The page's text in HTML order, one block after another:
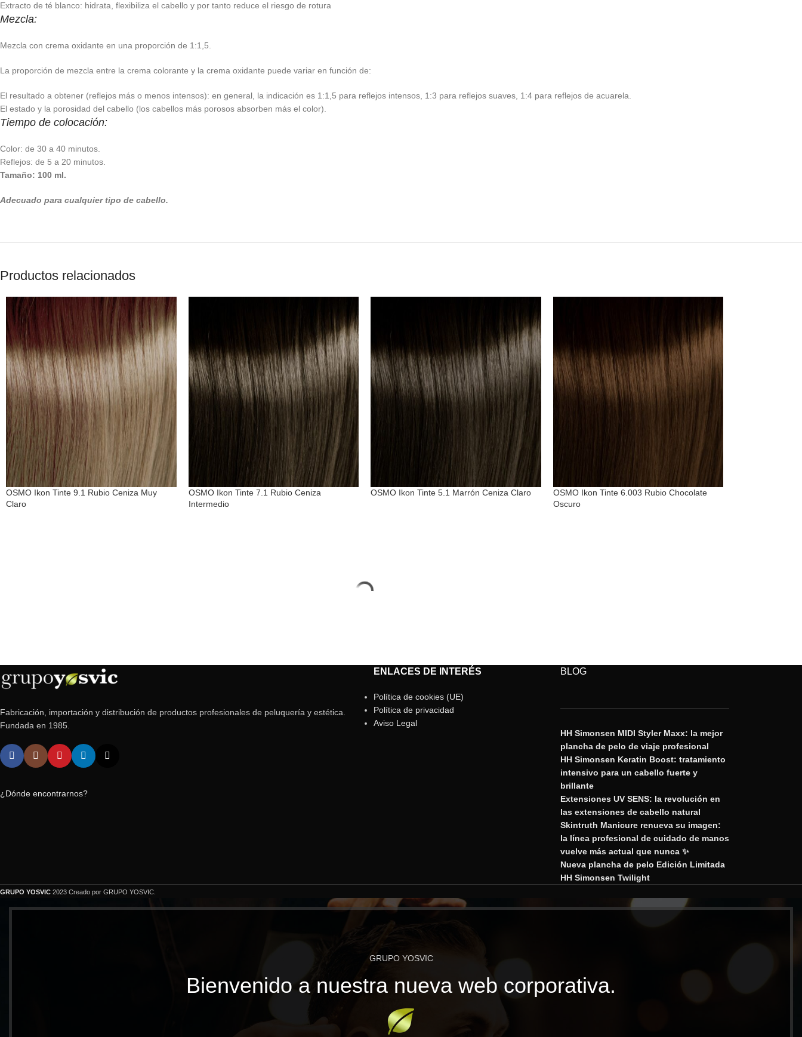
Extracto de té blanco: hidrata, flexibiliza el cabello y por tanto reduce el riesgo de rotura
Mezcla:
Mezcla con crema oxidante en una proporción de 1:1,5.
La proporción de mezcla entre la crema colorante y la crema oxidante puede variar en función de:
El resultado a obtener (reflejos más o menos intensos): en general, la indicación es 1:1,5 para reflejos intensos, 1:3 para reflejos suaves, 1:4 para reflejos de acuarela.
El estado y la porosidad del cabello (los cabellos más porosos absorben más el color).
Tiempo de colocación:
Color: de 30 a 40 minutos.
Reflejos: de 5 a 20 minutos.
Tamaño: 100 ml.
Adecuado para cualquier tipo de cabello.
Productos relacionados
OSMO Ikon Tinte 9.1 Rubio Ceniza Muy
Claro
OSMO Ikon Tinte 7.1 Rubio Ceniza
Intermedio
OSMO Ikon Tinte 5.1 Marrón Ceniza Claro
OSMO Ikon Tinte 6.003 Rubio Chocolate
Oscuro
Fabricación, importación y distribución de productos profesionales de peluquería y estética.
Fundada en 1985.
¿Dónde encontrarnos?
ENLACES DE INTERÉS
Política de cookies (UE)
Política de privacidad
Aviso Legal
BLOG
HH Simonsen MIDI Styler Maxx: la mejor
plancha de pelo de viaje profesional
HH Simonsen Keratin Boost: tratamiento
intensivo para un cabello fuerte y
brillante
Extensiones UV SENS: la revolución en
las extensiones de cabello natural
Skintruth Manicure renueva su imagen:
la línea profesional de cuidado de manos
vuelve más actual que nunca ✨
Nueva plancha de pelo Edición Limitada
HH Simonsen Twilight
GRUPO YOSVIC 2023 Creado por GRUPO YOSVIC.
GRUPO YOSVIC
Bienvenido a nuestra nueva web corporativa.